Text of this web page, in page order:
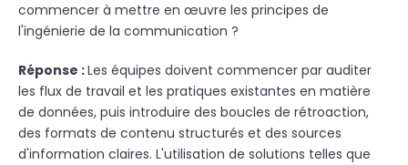
commencer à mettre en œuvre les principes de
l'ingénierie de la communication ?
Réponse :Les équipes doivent commencer par auditer
les flux de travail et les pratiques existantes en matière
de données, puis introduire des boucles de rétroaction,
des formats de contenu structurés et des sources
d'information claires. L'utilisation de solutions telles que